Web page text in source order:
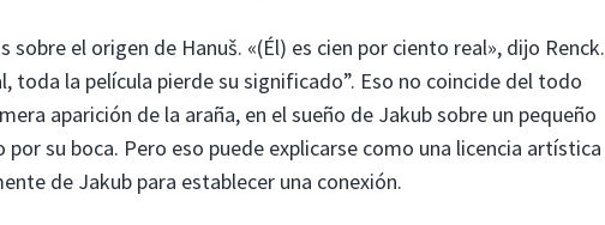
sobre el origen de Hanuš. «(Él) es cien por ciento real», dijo Renck.
toda la película pierde su significado”. Eso no coincide del todo
aparición de la araña, en el sueño de Jakub sobre un pequeño
su boca. Pero eso puede explicarse como una licencia artística
de Jakub para establecer una conexión.